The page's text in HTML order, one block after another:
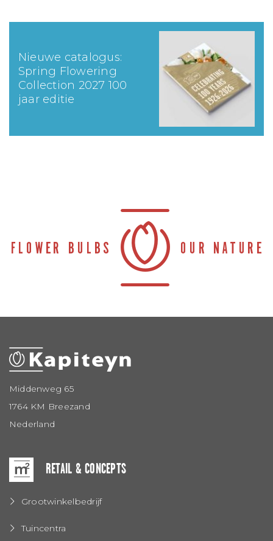
Nieuwe catalogus:
Spring Flowering
Collection 2027 100
jaar editie
Middenweg 65
1764 KM Breezand
Nederland
RETAIL & CONCEPTS
Grootwinkelbedrijf
Tuincentra